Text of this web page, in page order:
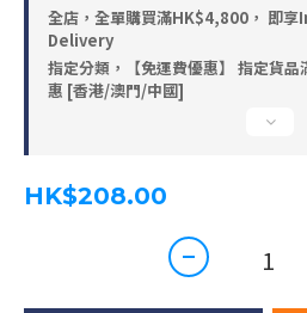
全店，全單購買滿HK$4,800， 即
Delivery
指定分類，【免運費優惠】 指定貨
惠 [香港/澳門/中國]
HK$208.00